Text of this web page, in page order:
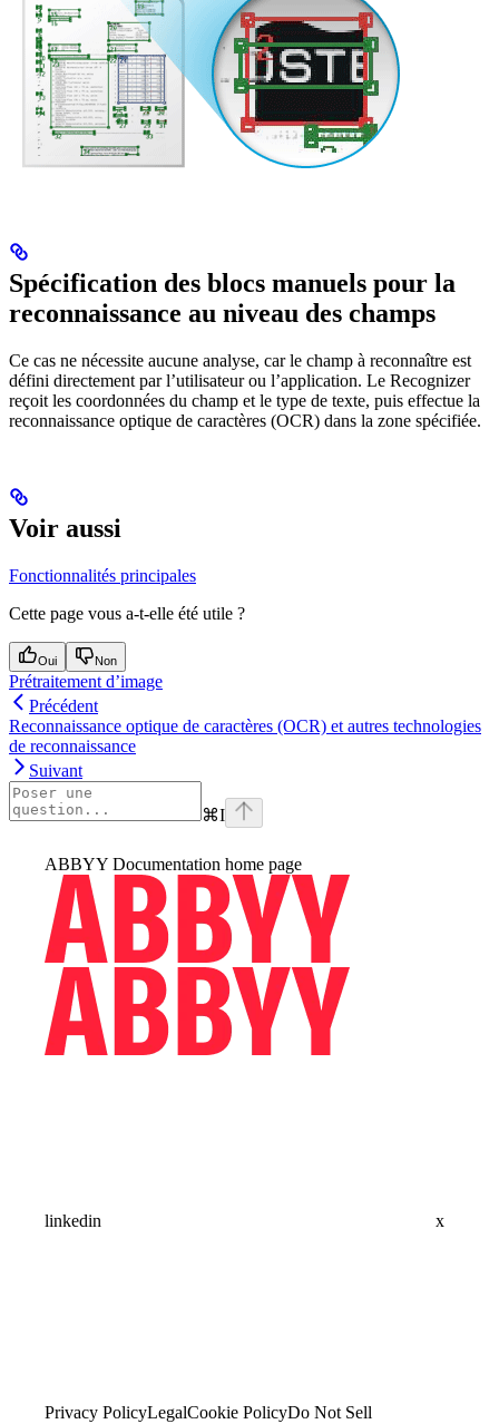
Spécification des blocs manuels pour la
reconnaissance au niveau des champs
Ce cas ne nécessite aucune analyse, car le champ à reconnaître est
défini directement par l’utilisateur ou l’application. Le Recognizer
reçoit les coordonnées du champ et le type de texte, puis effectue la
reconnaissance optique de caractères (OCR) dans la zone spécifiée.
Voir aussi
Fonctionnalités principales
Cette page vous a-t-elle été utile ?
Oui Non
Prétraitement d’image
Précédent
Reconnaissance optique de caractères (OCR) et autres technologies
de reconnaissance
Suivant
⌘I
ABBYY Documentation home page
linkedin x
Privacy PolicyLegalCookie PolicyDo Not Sell